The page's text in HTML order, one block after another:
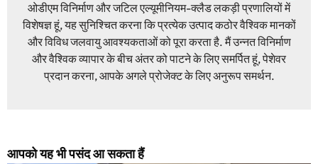
ओडीएम विनिर्माण और जटिल एल्यूमीनियम-क्लैड लकड़ी प्रणालियों में
विशेषज्ञ हूं, यह सुनिश्चित करना कि प्रत्येक उत्पाद कठोर वैश्विक मानकों
और विविध जलवायु आवश्यकताओं को पूरा करता है. मैं उन्नत विनिर्माण
और वैश्विक व्यापार के बीच अंतर को पाटने के लिए समर्पित हूं, पेशेवर
प्रदान करना, आपके अगले प्रोजेक्ट के लिए अनुरूप समर्थन.
आपको यह भी पसंद आ सकता हैं